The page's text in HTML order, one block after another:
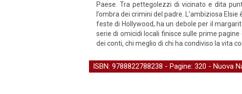
Paese. Tra pettegolezzi di vicinato e dita
l’ombra dei crimini del padre. L’ambiziosa
feste di Hollywood, ha un debole per il
serie di omicidi locali finisce sulle prime
dei conti, chi meglio di chi ha condiviso la vita
ISBN: 9788822788238 - Pagine: 320 - Nuova